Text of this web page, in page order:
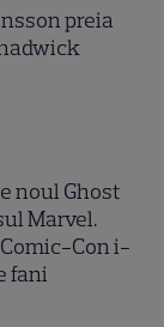
preia
noul Ghost
Marvel.
Con i-
fani